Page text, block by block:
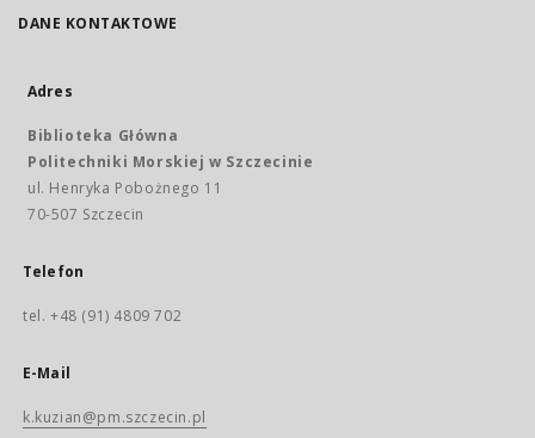
DANE KONTAKTOWE
Adres
Biblioteka Główna
Politechniki Morskiej w Szczecinie
ul. Henryka Pobożnego 11
70-507 Szczecin
Telefon
tel. +48 (91) 4809 702
E-Mail
k.kuzian@pm.szczecin.pl